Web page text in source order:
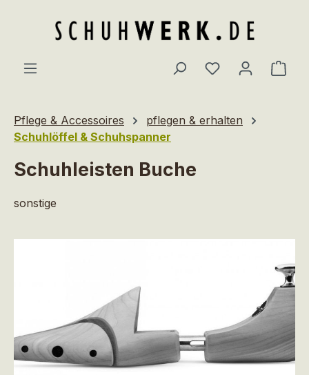
Du hast 0
Pflege & Accessoires
pflegen & erhalten
Schuhlöffel & Schuhspanner
Schuhleisten Buche
sonstige